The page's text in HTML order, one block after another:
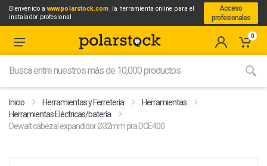
Bienvenido awww.polarstock.com, la herramienta online para el
instalador profesional
Acceso
profesionales
0
Inicio Herramientas y Ferretería
Herramientas
Herramientas Eléctricas/batería
Dewalt cabezal expandidor Ø32mm pra DCE400